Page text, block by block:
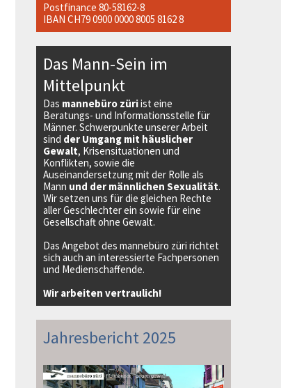
Postfinance 80-58162-8
IBAN CH79 0900 0000 8005 8162 8
Das Mann-Sein im
Mittelpunkt
Das mannebüro züriist eine
Beratungs- und Informationsstelle für
Männer. Schwerpunkte unserer Arbeit
sind der Umgang mit häuslicher
Gewalt, Krisensituationen und
Konflikten, sowie die
Auseinandersetzung mit der Rolle als
Mann und der männlichen Sexualität.
Wir setzen uns für die gleichen Rechte
aller Geschlechter ein sowie für eine
Gesellschaft ohne Gewalt.
Das Angebot des mannebüro züri richtet
sich auch an interessierte Fachpersonen
und Medienschaffende.
Wir arbeiten vertraulich!
Jahresbericht 2025